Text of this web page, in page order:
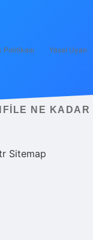
Politikası Yasal Uyarı
NE
Sitemap